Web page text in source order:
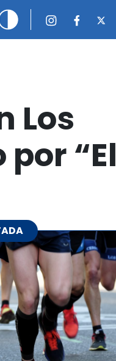
Los
“El